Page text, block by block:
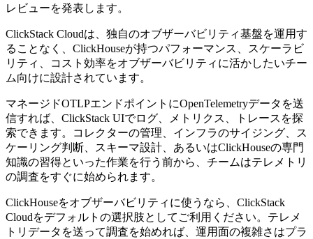
レビューを発表します。
ClickStack Cloudは、独自のオブザーバビリティ基盤を運用す
ることなく、ClickHouseが持つパフォーマンス、スケーラビ
リティ、コスト効率をオブザーバビリティに活かしたいチー
ム向けに設計されています。
マネージドOTLPエンドポイントにOpenTelemetryデータを送
信すれば、ClickStack UIでログ、メトリクス、トレースを探
索できます。コレクターの管理、インフラのサイジング、ス
ケーリング判断、スキーマ設計、あるいはClickHouseの専門
知識の習得といった作業を行う前から、チームはテレメトリ
の調査をすぐに始められます。
ClickHouseをオブザーバビリティに使うなら、ClickStack
Cloudをデフォルトの選択肢としてご利用ください。テレメ
トリデータを送って調査を始めれば、運用面の複雑さはプラ